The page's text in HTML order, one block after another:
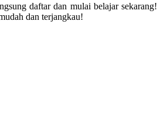
daftar dan mulai belajar sekarang!
dan terjangkau!